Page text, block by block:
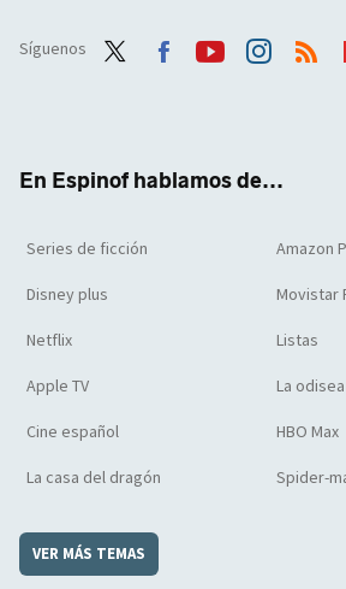
Síguenos
En Espinof hablamos de...
Series de ficción Amazon
Disney plus Movistar
Netflix Listas
Apple TV La odisea
Cine español HBO Max
La casa del dragón Spider-
VER MÁS TEMAS